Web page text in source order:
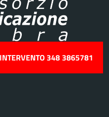
348 3865781